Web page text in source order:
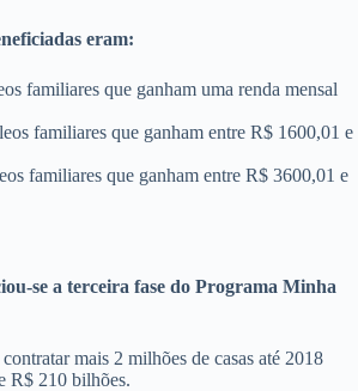
eram:
familiares que ganham uma renda mensal
familiares que ganham entre R$ 1600,01 e
familiares que ganham entre R$ 3600,01 e
se a terceira fase do Programa Minha
mais 2 milhões de casas até 2018
R$ 210 bilhões.